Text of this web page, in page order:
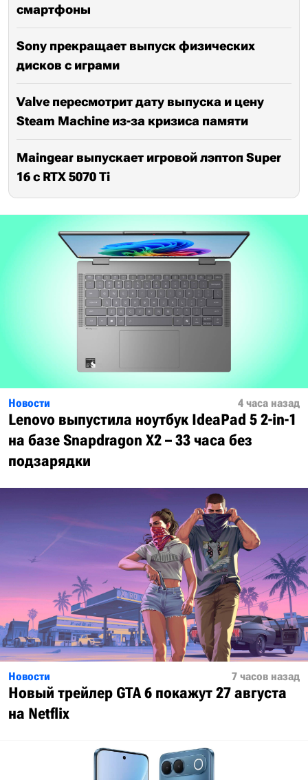
смартфоны
Sony прекращает выпуск физических
дисков с играми
Valve пересмотрит дату выпуска и цену
Steam Machine из-за кризиса памяти
Maingear выпускает игровой лэптоп Super
16 с RTX 5070 Ti
Новости 4 часа назад
Lenovo выпустила ноутбук IdeaPad 5 2-in-1
на базе Snapdragon X2 – 33 часа без
подзарядки
Новости 7 часов назад
Новый трейлер GTA 6 покажут 27 августа
на Netflix